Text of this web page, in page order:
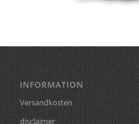
INFORMATION
Versandkosten
disclaimer